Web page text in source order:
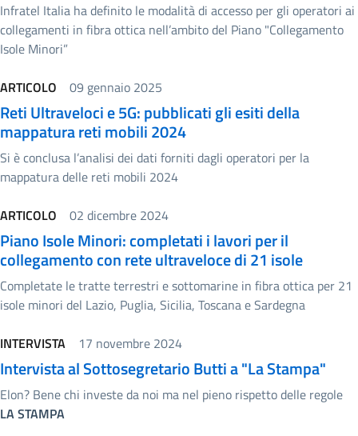
Infratel Italia ha definito le modalità di accesso per gli operatori ai
collegamenti in fibra ottica nell’ambito del Piano "Collegamento
Isole Minori”
ARTICOLO
09 gennaio 2025
Reti Ultraveloci e 5G: pubblicati gli esiti della
mappatura reti mobili 2024
Si è conclusa l’analisi dei dati forniti dagli operatori per la
mappatura delle reti mobili 2024
ARTICOLO
02 dicembre 2024
Piano Isole Minori: completati i lavori per il
collegamento con rete ultraveloce di 21 isole
Completate le tratte terrestri e sottomarine in fibra ottica per 21
isole minori del Lazio, Puglia, Sicilia, Toscana e Sardegna
INTERVISTA
17 novembre 2024
Intervista al Sottosegretario Butti a "La Stampa"
Elon? Bene chi investe da noi ma nel pieno rispetto delle regole
LA STAMPA